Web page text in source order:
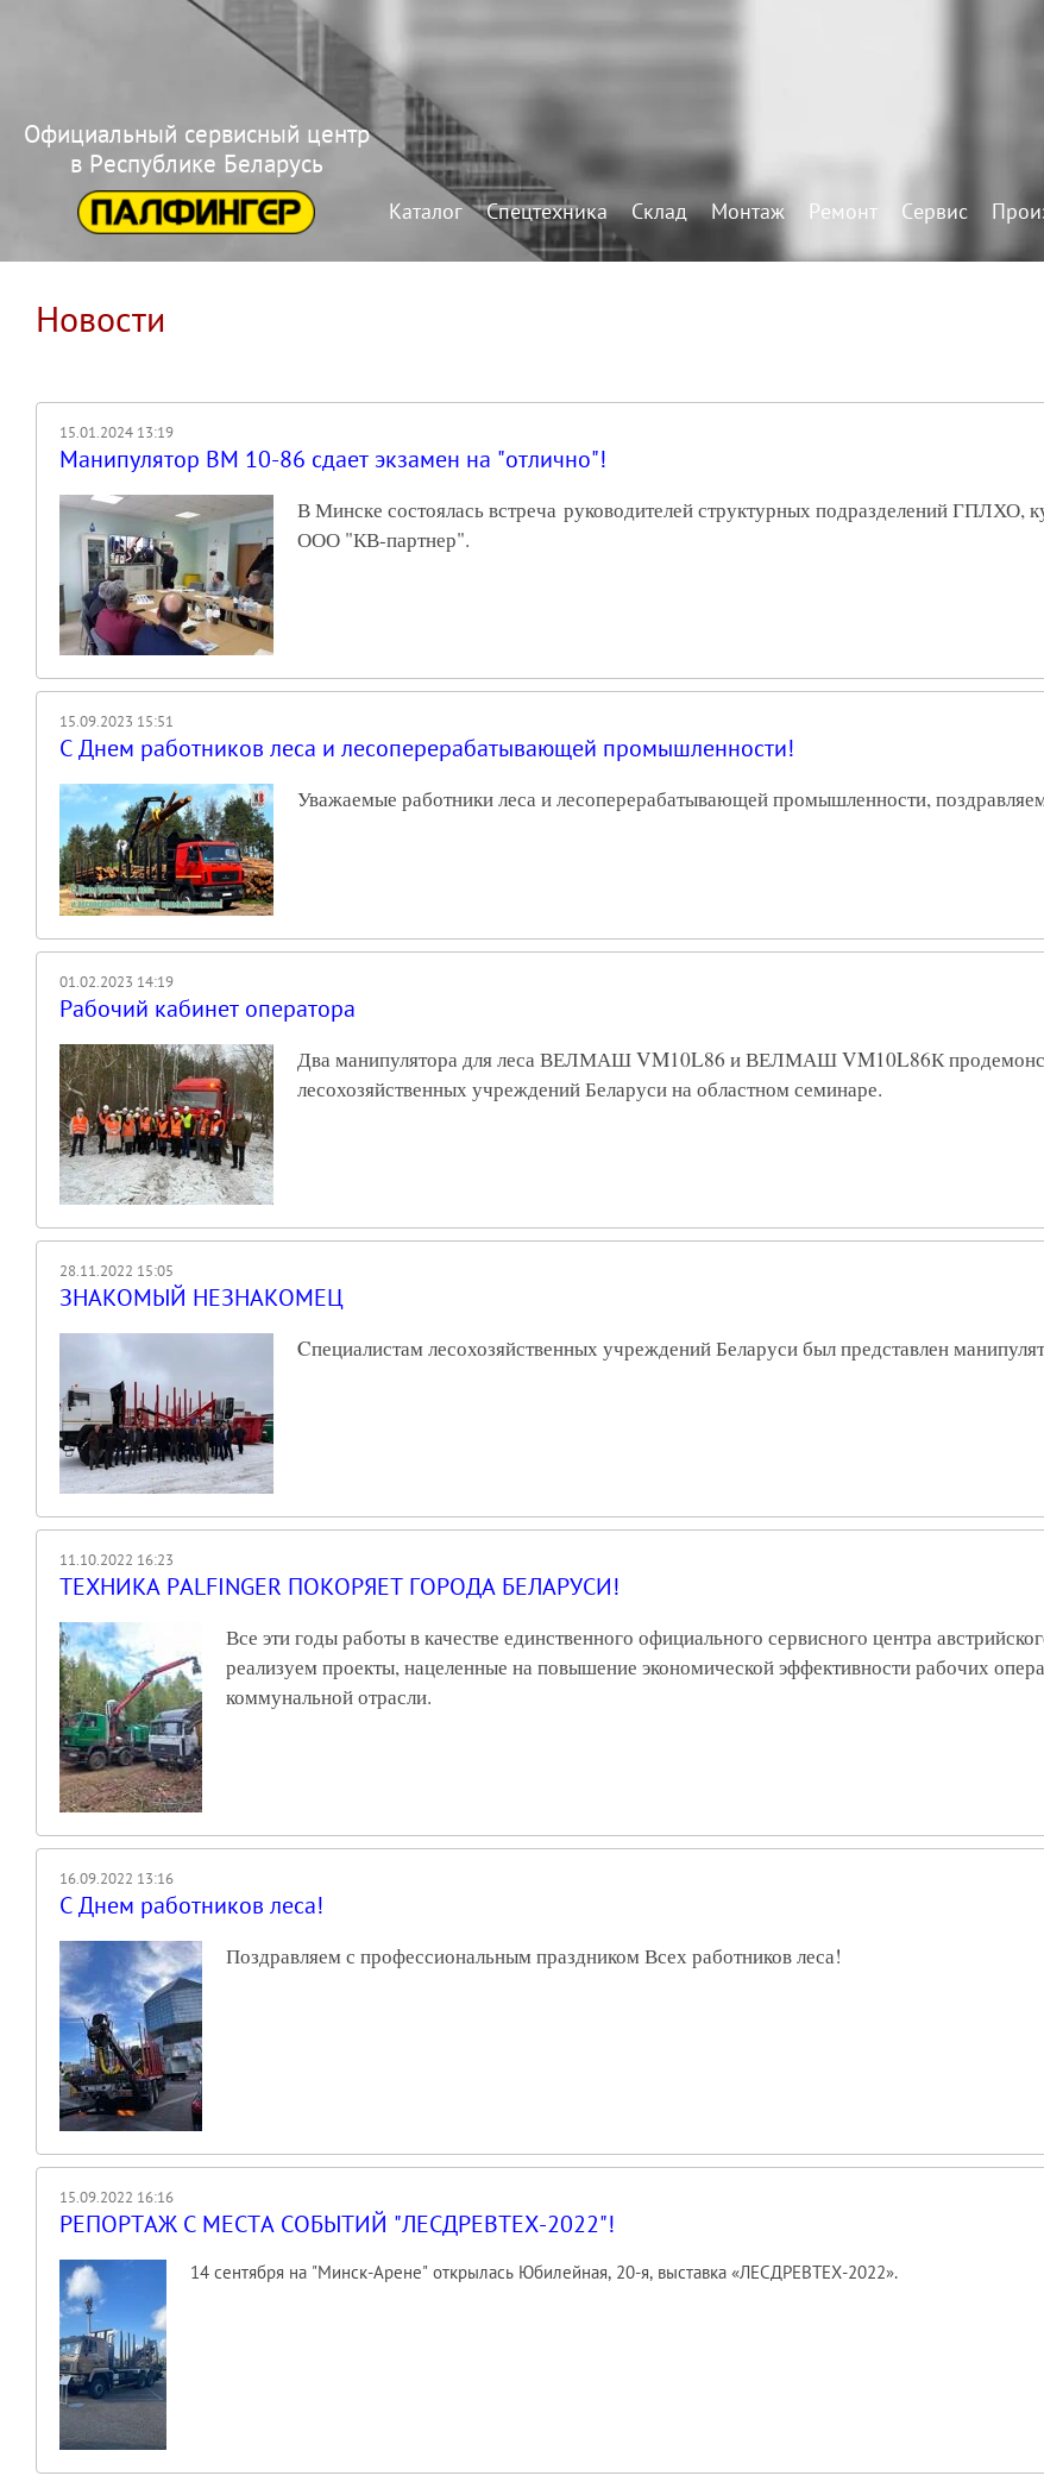
Официальный сервисный центр
в Республике Беларусь
Каталог Спецтехника Склад Монтаж Ремонт Сервис
Новости
15.01.2024 13:19
Манипулятор ВМ 10-86 сдает экзамен на "отлично"!
В Минске состоялась встреча руководителей структурных подразделений
ООО "КВ-партнер".
15.09.2023 15:51
С Днем работников леса и лесоперерабатывающей промышленности!
Уважаемые работники леса и лесоперерабатывающей промышленности,
01.02.2023 14:19
Рабочий кабинет оператора
Два манипулятора для леса ВЕЛМАШ VM10L86 и ВЕЛМАШ VM10L86К
лесохозяйственных учреждений Беларуси на областном семинаре.
28.11.2022 15:05
ЗНАКОМЫЙ НЕЗНАКОМЕЦ
Cпециалистам лесохозяйственных учреждений Беларуси был представлен
11.10.2022 16:23
ТЕХНИКА PALFINGER ПОКОРЯЕТ ГОРОДА БЕЛАРУСИ!
Все эти годы работы в качестве единственного официального сервисного центра
реализуем проекты, нацеленные на повышение экономической эффективности рабочих
коммунальной отрасли.
16.09.2022 13:16
С Днем работников леса!
Поздравляем с профессиональным праздником Всех работников леса!
15.09.2022 16:16
РЕПОРТАЖ С МЕСТА СОБЫТИЙ "ЛЕСДРЕВТЕХ-2022"!
14 сентября на "Минск-Арене" открылась Юбилейная, 20-я, выставка «ЛЕСДРЕВТЕХ-2022».